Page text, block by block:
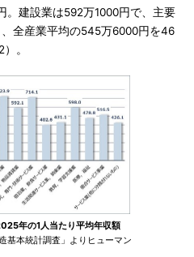
。建設業は592万1000円で、主要
全産業平均の545万6000円を46
。
年の1人当たり平均年収額
基本統計調査」よりヒューマン